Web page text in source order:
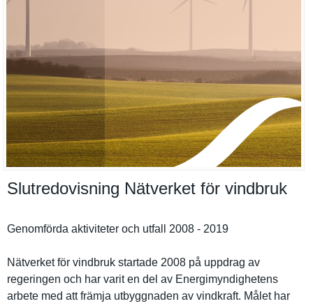
Slutredovisning Nätverket för vindbruk
Genomförda aktivitete­r och utfall 2008 - 2019
Nätverket för vindbruk startade 2008 på uppdrag av
regeringen och har varit en del av Energimynd­ighetens
arbete med att främja utbyggnade­n av vindkraft. Målet har